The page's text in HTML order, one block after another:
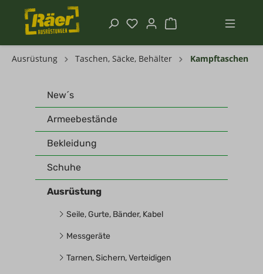
Ausrüstung Taschen, Säcke, Behälter Kampftaschen
New´s
Armeebestände
Bekleidung
Schuhe
Ausrüstung
Seile, Gurte, Bänder, Kabel
Messgeräte
Tarnen, Sichern, Verteidigen